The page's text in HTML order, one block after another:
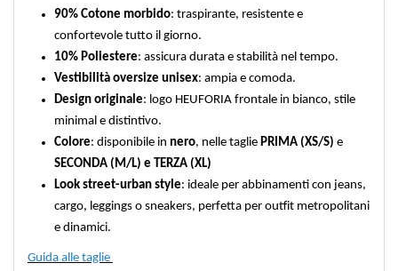
90% Cotone morbido: traspirante, resistente e
confortevole tutto il giorno.
10% Poliestere: assicura durata e stabilità nel tempo.
Vestibilità oversize unisex: ampia e comoda.
Design originale: logo HEUFORIA frontale in bianco, stile
minimal e distintivo.
Colore: disponibile in nero, nelle taglie PRIMA (XS/S) e
SECONDA (M/L) e TERZA (XL)
Look street-urban style: ideale per abbinamenti con jeans,
cargo, leggings o sneakers, perfetta per outfit metropolitani
e dinamici.
Guida alle taglie